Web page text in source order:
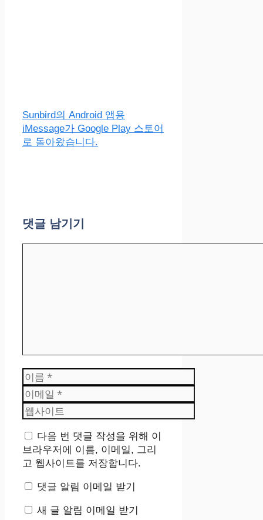
Sunbird의 Android 앱용
iMessage가 Google Play 스토어
로 돌아왔습니다.
댓글 남기기
이
름
이
메
일
웹
사
이
트
다음 번 댓글 작성을 위해 이
브라우저에 이름, 이메일, 그리
고 웹사이트를 저장합니다.
댓글 알림 이메일 받기
새 글 알림 이메일 받기